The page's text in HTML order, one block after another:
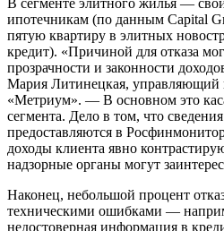
В сегменте элитного жилья —
ипотечникам (по данным Capital
пятую квартиру в элитных
кредит). «Причиной для отказа
прозрачности и законности
Мария Литинецкая, управляющий
«Метриум». — В основном это
сегмента. Дело в том, что
предоставляются в
доходы клиента явно
надзорные органы могут
Наконец, небольшой процент
техническими ошибками —
недостоверная информация в